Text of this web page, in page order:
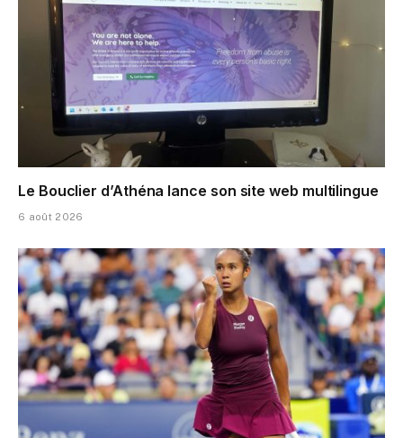
Le Bouclier d’Athéna lance son site web multilingue
6 août 2026